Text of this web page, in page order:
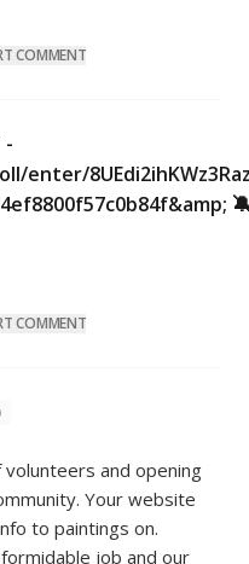
COMMENT
-
enter/
COMMENT
and opening
Your website
to paintings on.
job and our